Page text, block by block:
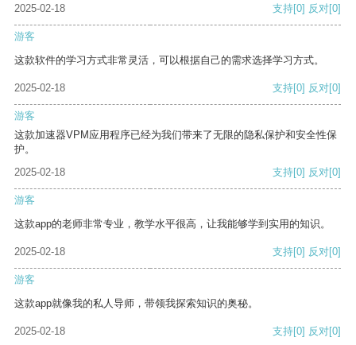
2025-02-18
支持[0] 反对[0]
游客
这款软件的学习方式非常灵活，可以根据自己的需求选择学习方式。
2025-02-18 支持[0] 反对[0]
游客
这款加速器VPM应用程序已经为我们带来了无限的隐私保护和安全性保
护。
2025-02-18
支持[0] 反对[0]
游客
这款app的老师非常专业，教学水平很高，让我能够学到实用的知识。
2025-02-18 支持[0] 反对[0]
游客
这款app就像我的私人导师，带领我探索知识的奥秘。
2025-02-18 支持[0] 反对[0]